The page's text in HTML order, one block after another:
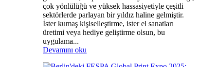
çok yönlülüğü ve yüksek hassasiyetiyle çeşitli
sektörlerde parlayan bir yıldız haline gelmiştir.
İster kumaş kişiselleştirme, ister el sanatları
üretimi veya hediye geliştirme olsun, bu
uygulama...
Devamını oku